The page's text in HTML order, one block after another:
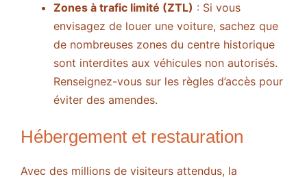
Zones à trafic limité (ZTL) : Si vous
envisagez de louer une voiture, sachez que
de nombreuses zones du centre historique
sont interdites aux véhicules non autorisés.
Renseignez-vous sur les règles d’accès pour
éviter des amendes.
Hébergement et restauration
Avec des millions de visiteurs attendus, la